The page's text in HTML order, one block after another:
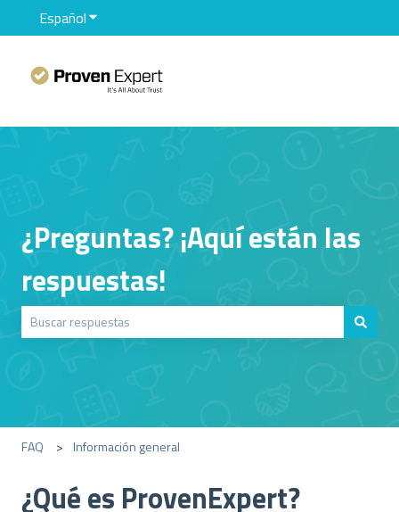
EspañolTraducciones de Mostrar submenú de
¿Preguntas? ¡Aquí están las
respuestas!
FAQ Información general
¿Qué es ProvenExpert?